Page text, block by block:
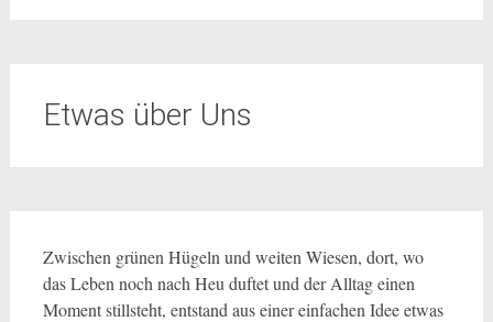
Etwas über Uns
Zwischen grünen Hügeln und weiten Wiesen, dort, wo
das Leben noch nach Heu duftet und der Alltag einen
Moment stillsteht, entstand aus einer einfachen Idee etwas